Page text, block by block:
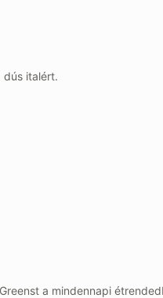
dús italért.
a mindennapi